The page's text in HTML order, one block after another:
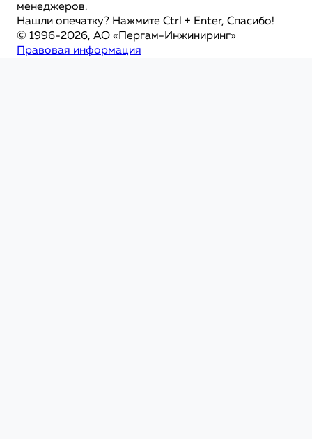
менеджеров.
Нашли опечатку? Нажмите Ctrl + Enter, Спасибо!
© 1996-2026, АО «Пергам-Инжиниринг»
Правовая информация